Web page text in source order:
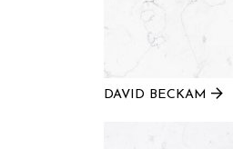
DAVID BECKAM